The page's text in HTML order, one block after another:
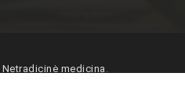
Netradicinė medicina